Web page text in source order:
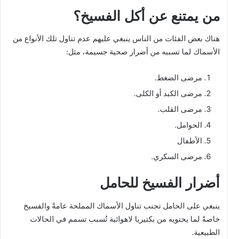
من يمتنع عن أكل الفسيخ؟
هناك بعض الفئات من الناس ينبغي عليهم عدم تناول تلك الأنواع من
الأسماك لما تسببه من أضرار صحية جسيمة، مثل:
مرضى الضغط.
مرضى الكبد أو الكلى.
مرضى القلب.
الحوامل.
الأطفال
مرضى السكري.
أضرار الفسيخ للحامل
ينبغي على الحامل تجنب تناول الأسماك المملحة عامةً والفسيخ
خاصةً لما يحتويه من بكتيريا لاهوائية تُسبب تسمم في الحالات
الطبيعية.